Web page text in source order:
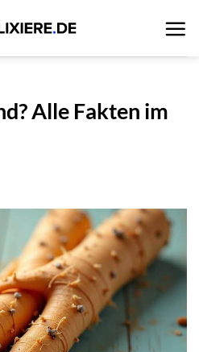
Alle Fakten im